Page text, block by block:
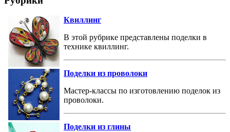
Квиллинг
В этой рубрике представлены поделки в
технике квиллинг.
Поделки из проволоки
Мастер-классы по изготовлению поделок из
проволоки.
Поделки из глины